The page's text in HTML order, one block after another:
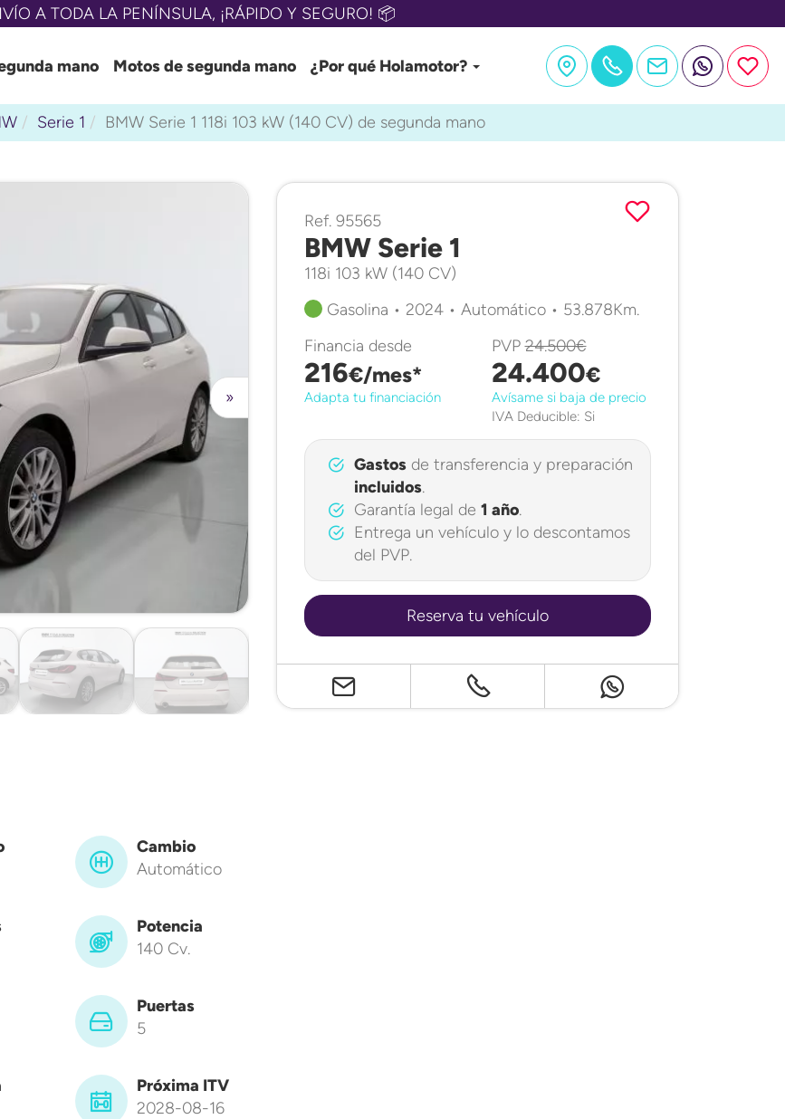
A TODA LA PENÍNSULA, ¡RÁPIDO Y SEGURO! 📦
mano Motos de segunda mano ¿Por qué Holamotor?
Serie 1 BMW Serie 1 118i 103 kW (140 CV) de segunda mano
»
Ref. 95565
BMW Serie 1
118i 103 kW (140 CV)
Gasolina • 2024 • Automático • 53.878Km.
Financia desde
216€/mes*
Adapta tu financiación
PVP24.500€
24.400€
Avísame si baja de precio
IVA Deducible: Si
Gastosde transferencia y preparación
incluidos.
Garantía legal de 1 año.
Entrega un vehículo y lo descontamos
del PVP.
Reserva tu vehículo
Cambio
Automático
Potencia
140 Cv.
Puertas
5
Próxima ITV
2028-08-16